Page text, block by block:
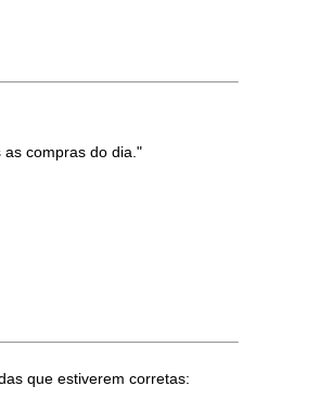
compras do dia."
que estiverem corretas: